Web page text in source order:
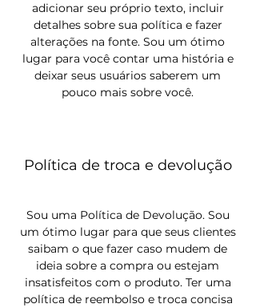
adicionar seu próprio texto, incluir
detalhes sobre sua política e fazer
alterações na fonte. Sou um ótimo
lugar para você contar uma história e
deixar seus usuários saberem um
pouco mais sobre você.
Política de troca e devolução
Sou uma Política de Devolução. Sou
um ótimo lugar para que seus clientes
saibam o que fazer caso mudem de
ideia sobre a compra ou estejam
insatisfeitos com o produto. Ter uma
política de reembolso e troca concisa